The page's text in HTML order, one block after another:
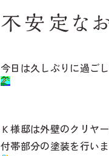
不安定な
今日は久しぶりに過ご
Ｋ様邸は外壁のクリヤ
付帯部分の塗装を行い